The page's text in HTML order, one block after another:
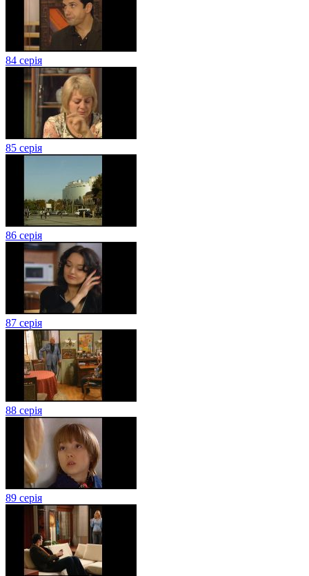
84 серія
85 серія
86 серія
87 серія
88 серія
89 серія